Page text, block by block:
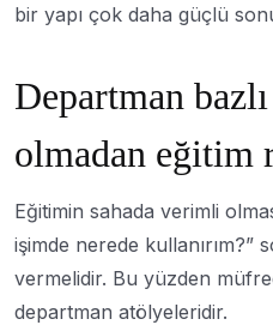
bir yapı çok daha güçlü
Departman
olmadan eğitim
Eğitimin sahada verimli
işimde nerede kullanırım?”
vermelidir. Bu yüzden
departman atölyeleridir.